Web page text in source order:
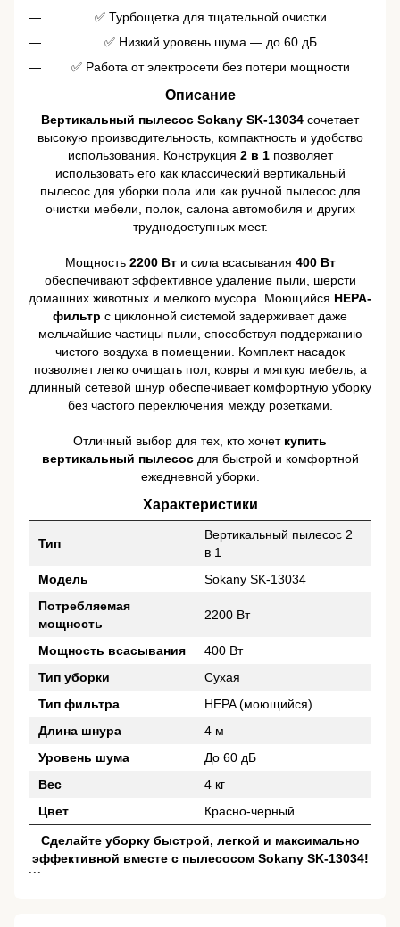
✅ Турбощетка для тщательной очистки
✅ Низкий уровень шума — до 60 дБ
✅ Работа от электросети без потери мощности
Описание
Вертикальный пылесос Sokany SK-13034 сочетает
высокую производительность, компактность и удобство
использования. Конструкция 2 в 1позволяет
использовать его как классический вертикальный
пылесос для уборки пола или как ручной пылесос для
очистки мебели, полок, салона автомобиля и других
труднодоступных мест.
Мощность 2200 Вти сила всасывания 400 Вт
обеспечивают эффективное удаление пыли, шерсти
домашних животных и мелкого мусора. Моющийся HEPA-
фильтр с циклонной системой задерживает даже
мельчайшие частицы пыли, способствуя поддержанию
чистого воздуха в помещении. Комплект насадок
позволяет легко очищать пол, ковры и мягкую мебель, а
длинный сетевой шнур обеспечивает комфортную уборку
без частого переключения между розетками.
Отличный выбор для тех, кто хочет купить
вертикальный пылесосдля быстрой и комфортной
ежедневной уборки.
Характеристики
Тип
Вертикальный пылесос 2
в 1
Модель
Sokany SK-13034
Потребляемая
мощность
2200 Вт
Мощность всасывания
400 Вт
Тип уборки
Сухая
Тип фильтра
HEPA (моющийся)
Длина шнура
4 м
Уровень шума
До 60 дБ
Вес
4 кг
Цвет
Красно-черный
Сделайте уборку быстрой, легкой и максимально
эффективной вместе с пылесосом Sokany SK-13034!
```